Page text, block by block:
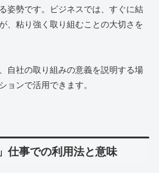
姿勢です。ビジネスでは、すぐに結
、粘り強く取り組むことの大切さを
自社の取り組みの意義を説明する場
ョンで活用できます。
仕事での利用法と意味